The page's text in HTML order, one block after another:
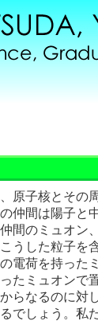
子核とその
仲間は陽子と
間のミュオン
うした粒子を
電荷を持った
たミュオンで
らなるのに
でしょう。私